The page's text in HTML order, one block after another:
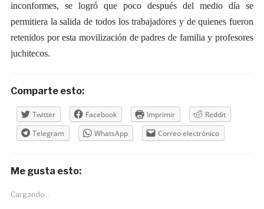
inconformes, se logró que poco después del medio día se
permitiera la salida de todos los trabajadores y de quienes fueron
retenidos por esta movilización de padres de familia y profesores
juchitecos.
Comparte esto:
Twitter Facebook Imprimir
Reddit
Telegram
WhatsApp Correo electrónico
Me gusta esto:
Cargando...